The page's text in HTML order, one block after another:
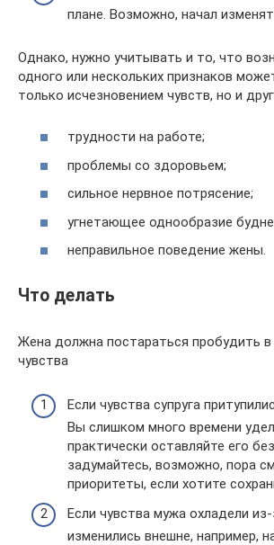
плане. Возможно, начал
Однако, нужно учитывать и то, что
одного или нескольких признаков
только исчезновением чувств, но и
трудности на работе;
проблемы со здоровьем;
сильное нервное потрясение;
угнетающее однообразие
неправильное поведение жены.
Что делать
Жена должна постараться пробудить в
чувства
Если чувства супруга
Вы слишком много времени
практически оставляйте его
задумайтесь, возможно, пора
приоритеты, если хотите
Если чувства мужа охладели
изменились внешне, например,